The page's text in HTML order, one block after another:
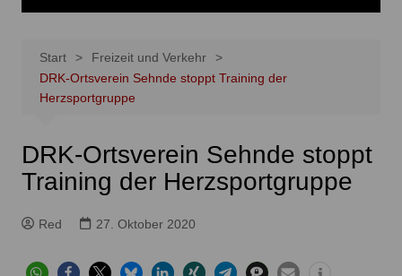
Start
Freizeit und Verkehr
DRK-Ortsverein Sehnde stoppt Training der
Herzsportgruppe
DRK-Ortsverein Sehnde stoppt
Training der Herzsportgruppe
Red 27. Oktober 2020